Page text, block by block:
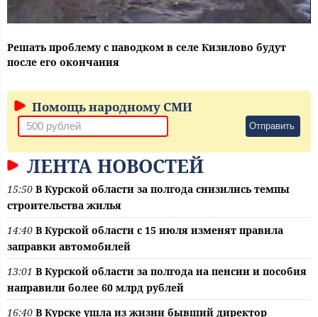
Решать проблему с паводком в селе Кизилово будут
после его окончания
Помощь народному СМИ
Отправить
ЛЕНТА НОВОСТЕЙ
15:50 В Курской области за полгода снизились темпы
строительства жилья
14:40 В Курской области с 15 июля изменят правила
заправки автомобилей
13:01 В Курской области за полгода на пенсии и пособия
направили более 60 млрд рублей
16:40 В Курске ушла из жизни бывший директор